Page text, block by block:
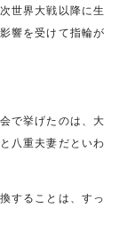
世界大戦以降に生
響を受けて指輪が
で挙げたのは、大
八重夫妻だといわ
することは、すっ